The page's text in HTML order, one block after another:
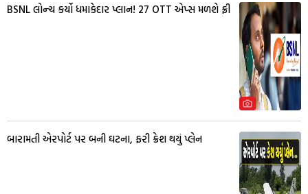
BSNL લોન્ચ કર્યો ધમાકેદાર પ્લાન! 27 OTT એપ્સ મળશે ફ્રી
બારામતી એરપોર્ટ પર બની ઘટના, ફરી ક્રેશ થયું પ્લેન